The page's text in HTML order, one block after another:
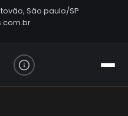
São paulo/SP